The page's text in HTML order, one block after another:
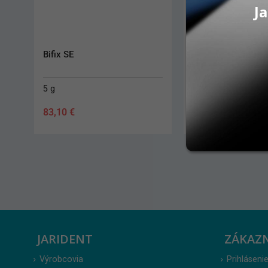
Bifix SE
5 g
83,10 €
JARIDENT
Výrobcovia